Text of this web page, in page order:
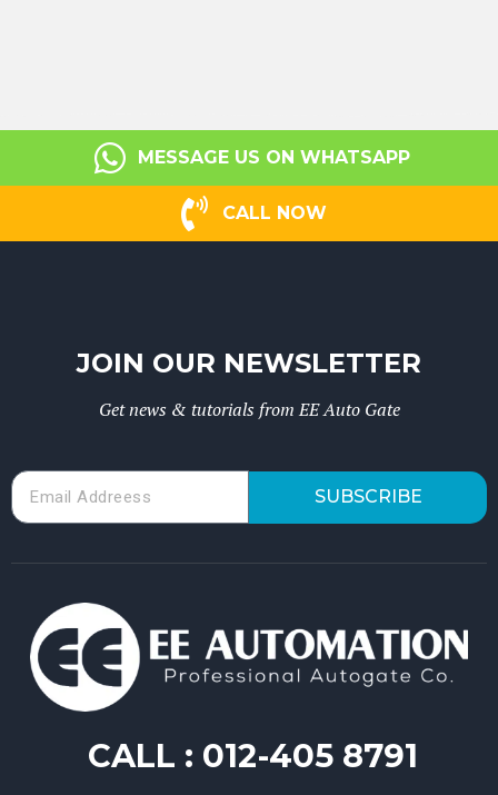
MESSAGE US ON WHATSAPP
CALL NOW
JOIN OUR NEWSLETTER
Get news & tutorials from EE Auto Gate
SUBSCRIBE
CALL : 012-405 8791